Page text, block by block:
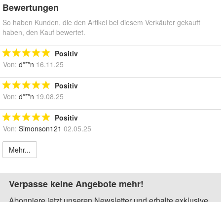
Bewertungen
So haben Kunden, die den Artikel bei diesem Verkäufer gekauft
haben, den Kauf bewertet.
Positiv
Von: d***n 16.11.25
Positiv
Von: d***n 19.08.25
Positiv
Von: Simonson121 02.05.25
Mehr...
Verpasse keine Angebote mehr!